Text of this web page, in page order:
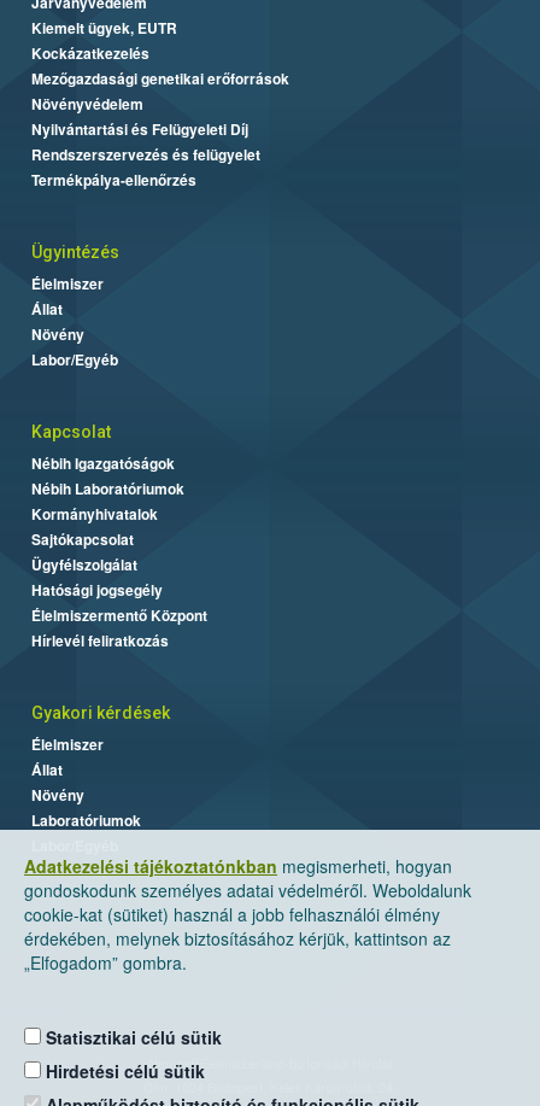
Adatkezelési tájékoztatónkban megismerheti, hogyan
gondoskodunk személyes adatai védelméről. Weboldalunk
cookie-kat (sütiket) használ a jobb felhasználói élmény
érdekében, melynek biztosításához kérjük, kattintson az
„Elfogadom” gombra.
Statisztikai célú sütik
Hirdetési célú sütik
Kiemelt ügyek, EUTR
Kockázatkezelés
Mezőgazdasági genetikai erőforrások
Növényvédelem
Nyilvántartási és Felügyeleti Díj
Rendszerszervezés és felügyelet
Termékpálya-ellenőrzés
Ügyintézés
Élelmiszer
Állat
Növény
Labor/Egyéb
Kapcsolat
Nébih Igazgatóságok
Nébih Laboratóriumok
Kormányhivatalok
Sajtókapcsolat
Ügyfélszolgálat
Hatósági jogsegély
Élelmiszermentő Központ
Hírlevél feliratkozás
Gyakori kérdések
Élelmiszer
Állat
Növény
Laboratóriumok
Nemzeti Élelmiszerlánc-biztonsági Hivatal